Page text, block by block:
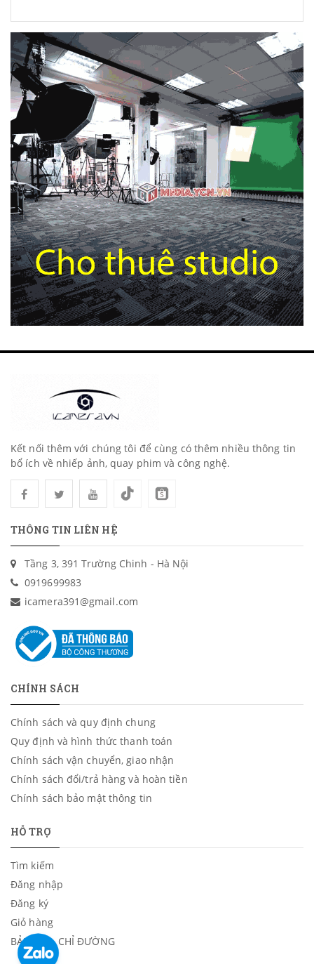
Kết nối thêm với chúng tôi để cùng có thêm nhiều thông tin
bổ ích về nhiếp ảnh, quay phim và công nghệ.
THÔNG TIN LIÊN HỆ
Tầng 3, 391 Trường Chinh - Hà Nội
0919699983
icamera391@gmail.com
CHÍNH SÁCH
Chính sách và quy định chung
Quy định và hình thức thanh toán
Chính sách vận chuyển, giao nhận
Chính sách đổi/trả hàng và hoàn tiền
Chính sách bảo mật thông tin
HỖ TRỢ
Tìm kiếm
Đăng nhập
Đăng ký
Giỏ hàng
BẢN ĐỒ - CHỈ ĐƯỜNG